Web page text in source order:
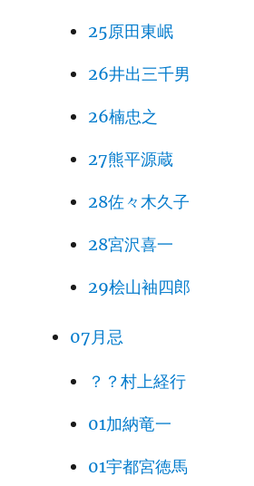
25原田東岷
26井出三千男
26楠忠之
27熊平源蔵
28佐々木久子
28宮沢喜一
29桧山袖四郎
07月忌
？？村上経行
01加納竜一
01宇都宮徳馬